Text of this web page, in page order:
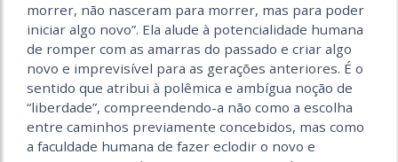
morrer, não nasceram para morrer, mas para poder
iniciar algo novo”. Ela alude à potencialidade humana
de romper com as amarras do passado e criar algo
novo e imprevisível para as gerações anteriores. É o
sentido que atribui à polêmica e ambígua noção de
“liberdade”, compreendendo-a não como a escolha
entre caminhos previamente concebidos, mas como
a faculdade humana de fazer eclodir o novo e